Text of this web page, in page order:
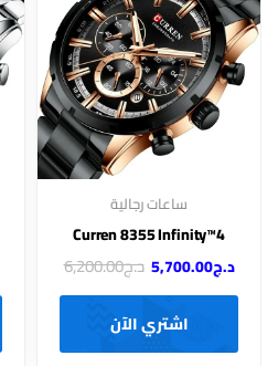
ساعات رجالية
Curren 8355 Infinity™4
د.ج5,700.00 د.ج6,200.00
اشتري الآن